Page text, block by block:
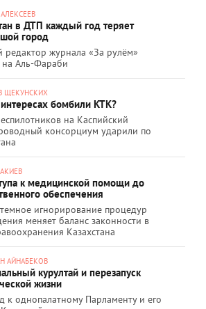
в ДТП каждый год теряет
город
редактор журнала «За рулём»
Аль-Фараби
ЩЕКУНСКИХ
бомбили КТК?
на Каспийский
консорциум ударили по
к медицинской помощи до
обеспечения
игнорирование процедур
меняет баланс законности в
Казахстана
АЙНАБЕКОВ
курултай и перезапуск
жизни
к однопалатному Парламенту и его